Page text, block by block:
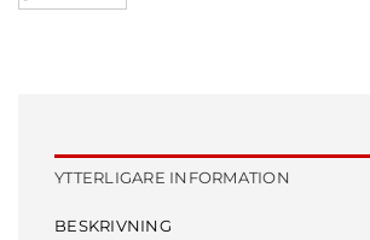
YTTERLIGARE INFORMATION
BESKRIVNING